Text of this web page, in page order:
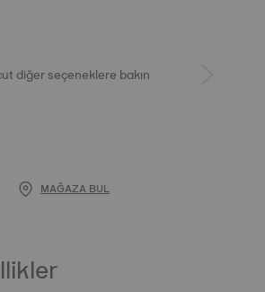
diğer seçeneklere bakın
MAĞAZA BUL